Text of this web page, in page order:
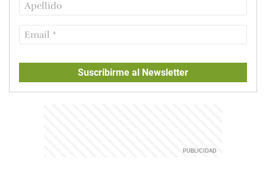
Suscribirme al Newsletter